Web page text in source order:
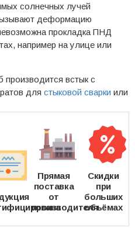
солнечных лучей
деформацию
прокладка ПНД
например на улице или
встык с
для стыковой сварки или
Прямая
поставка
от
производителя
Скидки
при
больших
объёмах